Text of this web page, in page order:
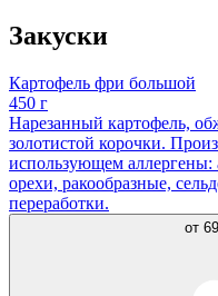
Закуски
Картофель фри большой
450 г
Нарезанный картофель,
золотистой корочки.
использующем
орехи, ракообразные,
переработки.
от